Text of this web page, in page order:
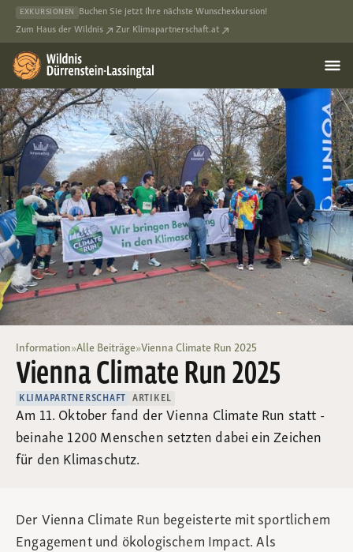
EXKURSIONEN
Buchen Sie jetzt Ihre nächste Wunschexkursion!
Zum Haus der Wildnis
Zur Klimapartnerschaft.at
Information»Alle Beiträge»Vienna Climate Run 2025
Vienna Climate Run 2025
KLIMAPARTNERSCHAFT ARTIKEL
Am 11. Oktober fand der Vienna Climate Run statt -
beinahe 1200 Menschen setzten dabei ein Zeichen
für den Klimaschutz.
Der Vienna Climate Run begeisterte mit sportlichem
Engagement und ökologischem Impact. Als